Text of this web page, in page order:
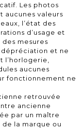
Les photos
aucunes valeurs
l’état des
d’usage et
mesures
dépréciation et ne
l’horlogerie,
aucunes
fonctionnement ne
retrouvée
ancienne
par un maître
la marque ou